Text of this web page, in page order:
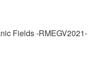
Fields -RMEGV2021-